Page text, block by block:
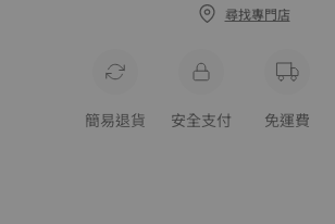
尋找專門店
簡易退貨 安全支付 免運費